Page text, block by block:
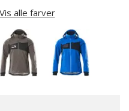
Vis alle farver